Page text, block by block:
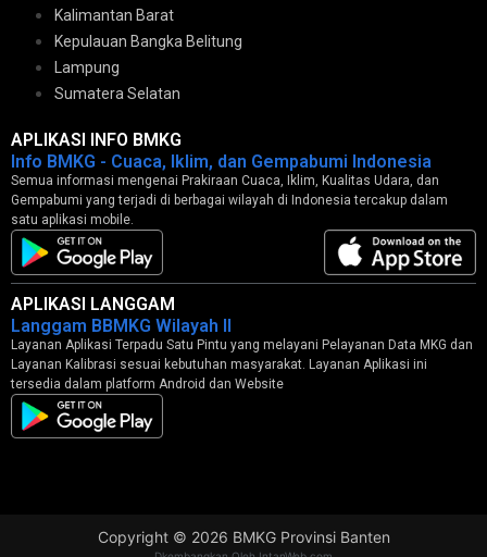
Kalimantan Barat
Kepulauan Bangka Belitung
Lampung
Sumatera Selatan
APLIKASI INFO BMKG
Info BMKG - Cuaca, Iklim, dan Gempabumi Indonesia
Semua informasi mengenai Prakiraan Cuaca, Iklim, Kualitas Udara, dan
Gempabumi yang terjadi di berbagai wilayah di Indonesia tercakup dalam
satu aplikasi mobile.
APLIKASI LANGGAM
Langgam BBMKG Wilayah II
Layanan Aplikasi Terpadu Satu Pintu yang melayani Pelayanan Data MKG dan
Layanan Kalibrasi sesuai kebutuhan masyarakat. Layanan Aplikasi ini
tersedia dalam platform Android dan Website
Copyright © 2026 BMKG Provinsi Banten